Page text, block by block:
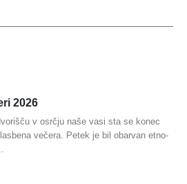
2026
v osrčju naše vasi sta se konec
večera. Petek je bil obarvan etno-